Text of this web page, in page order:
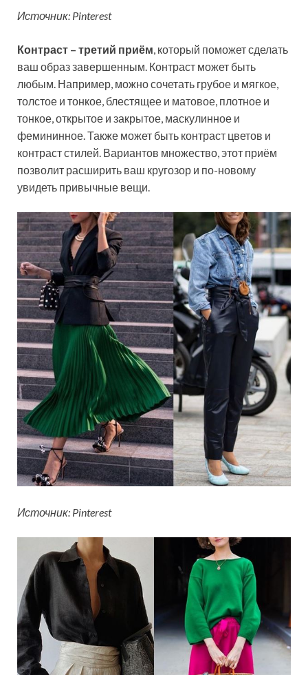
Источник: Pinterest
Контраст – третий приём, который поможет сделать
ваш образ завершенным. Контраст может быть
любым. Например, можно сочетать грубое и мягкое,
толстое и тонкое, блестящее и матовое, плотное и
тонкое, открытое и закрытое, маскулинное и
фемининное. Также может быть контраст цветов и
контраст стилей. Вариантов множество, этот приём
позволит расширить ваш кругозор и по-новому
увидеть привычные вещи.
Источник: Pinterest